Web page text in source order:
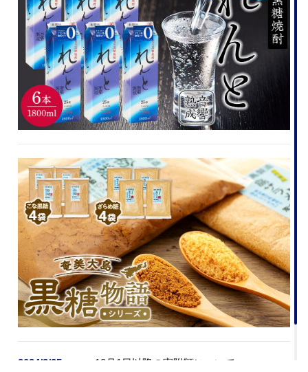
2024/3/25 ＜10月1日以降の寄附額について＞